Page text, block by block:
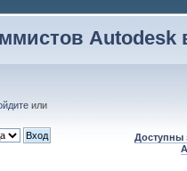
Autodesk
или
Доступны